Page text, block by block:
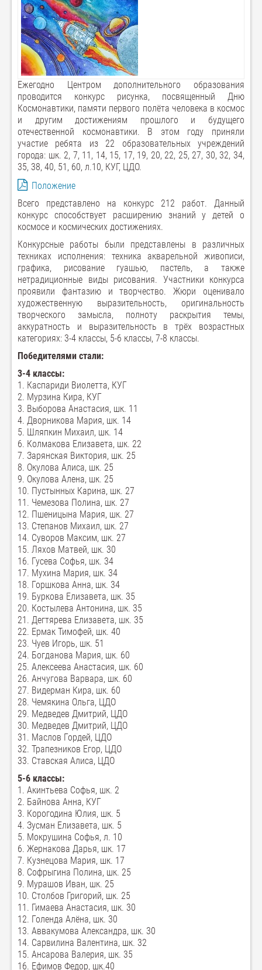
Ежегодно Центром дополнительного образования
проводится конкурс рисунка, посвященный Дню
Космонавтики, памяти первого полёта человека в космос
и другим достижениям прошлого и будущего
отечественной космонавтики. В этом году приняли
участие ребята из 22 образовательных учреждений
города: шк. 2, 7, 11, 14, 15, 17, 19, 20, 22, 25, 27, 30, 32, 34,
35, 38, 40, 51, 60, л.10, КУГ, ЦДО.
Положение
Всего представлено на конкурс 212 работ. Данный
конкурс способствует расширению знаний у детей о
космосе и космических достижениях.
Конкурсные работы были представлены в различных
техниках исполнения: техника акварельной живописи,
графика, рисование гуашью, пастель, а также
нетрадиционные виды рисования. Участники конкурса
проявили фантазию и творчество. Жюри оценивало
художественную выразительность, оригинальность
творческого замысла, полноту раскрытия темы,
аккуратность и выразительность в трёх возрастных
категориях: 3-4 классы, 5-6 классы, 7-8 классы.
Победителями стали:
3-4 классы:
1. Каспариди Виолетта, КУГ
2. Мурзина Кира, КУГ
3. Выборова Анастасия, шк. 11
4. Дворникова Мария, шк. 14
5. Шляпкин Михаил, шк. 14
6. Колмакова Елизавета, шк. 22
7. Зарянская Виктория, шк. 25
8. Окулова Алиса, шк. 25
9. Окулова Алена, шк. 25
10. Пустынных Карина, шк. 27
11. Чемезова Полина, шк. 27
12. Пшеницына Мария, шк. 27
13. Степанов Михаил, шк. 27
14. Суворов Максим, шк. 27
15. Ляхов Матвей, шк. 30
16. Гусева Софья, шк. 34
17. Мухина Мария, шк. 34
18. Горшкова Анна, шк. 34
19. Буркова Елизавета, шк. 35
20. Костылева Антонина, шк. 35
21. Дегтярева Елизавета, шк. 35
22. Ермак Тимофей, шк. 40
23. Чуев Игорь, шк. 51
24. Богданова Мария, шк. 60
25. Алексеева Анастасия, шк. 60
26. Анчугова Варвара, шк. 60
27. Видерман Кира, шк. 60
28. Чемякина Ольга, ЦДО
29. Медведев Дмитрий, ЦДО
30. Медведев Дмитрий, ЦДО
31. Маслов Гордей, ЦДО
32. Трапезников Егор, ЦДО
33. Ставская Алиса, ЦДО
5-6 классы:
1. Акинтьева Софья, шк. 2
2. Байнова Анна, КУГ
3. Корогодина Юлия, шк. 5
4. Зусман Елизавета, шк. 5
5. Мокрушина Софья, л. 10
6. Жернакова Дарья, шк. 17
7. Кузнецова Мария, шк. 17
8. Софрыгина Полина, шк. 25
9. Мурашов Иван, шк. 25
10. Столбов Григорий, шк. 25
11. Гимаева Анастасия, шк. 30
12. Голенда Алёна, шк. 30
13. Аввакумова Александра, шк. 30
14. Сарвилина Валентина, шк. 32
15. Ансарова Валерия, шк. 35
16. Ефимов Федор, шк.40